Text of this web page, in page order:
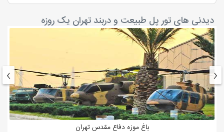
دیدنی های تور پل طبیعت و دربند تهران یک روزه
باغ موزه دفاع مقدس تهران
‹
›